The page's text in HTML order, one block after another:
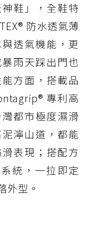
鞋」，全鞋特
防水透氣薄
透氣機能，更
雨天踩出門也
方面，搭載品
專利高
都市極度濕滑
濘山道，都能
表現；搭配方
統，一拉即定
外型。